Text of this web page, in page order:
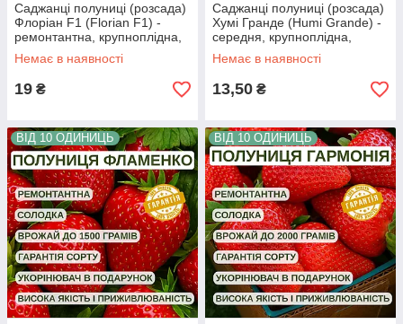
Саджанці полуниці (розсада)
Флоріан F1 (Florian F1) -
ремонтантна, крупноплідна,
врожайна
Немає в наявності
19 ₴
Саджанці полуниці (розсада)
Хумі Гранде (Humi Grande) -
середня, крупноплідна,
соковита
Немає в наявності
13,50 ₴
ВІД 10 ОДИНИЦЬ ВІД 10 ОДИНИЦЬ